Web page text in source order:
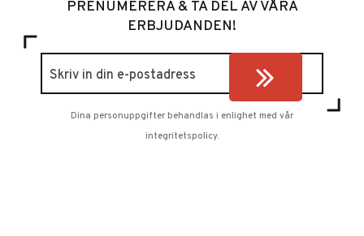
PRENUMERERA & TA DEL AV VÅRA
ERBJUDANDEN!
Dina personuppgifter behandlas i enlighet med vår
integritetspolicy.